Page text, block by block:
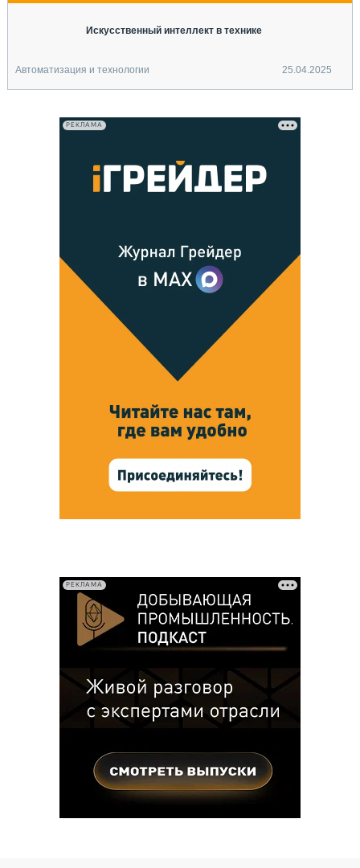
Искусственный интеллект в технике
Автоматизация и технологии 25.04.2025
РЕКЛАМА
РЕКЛАМА